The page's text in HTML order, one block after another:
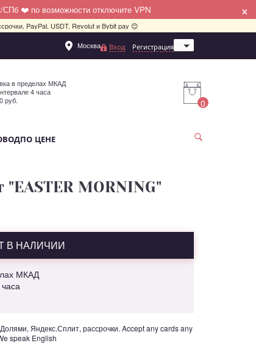
СПб ❤️ по возможности отключите VPN ×
PayPal, USDT, Revolut и Bybit pay 😊
Москва
Санкт-Петербург
Вход Регистрация
в пределах МКАД
4 часа
руб.
0
ПО ЦЕНЕ
MORNING"
В НАЛИЧИИ
МКАД
Яндекс.Сплит, рассрочки. Accept any cards any
speak English